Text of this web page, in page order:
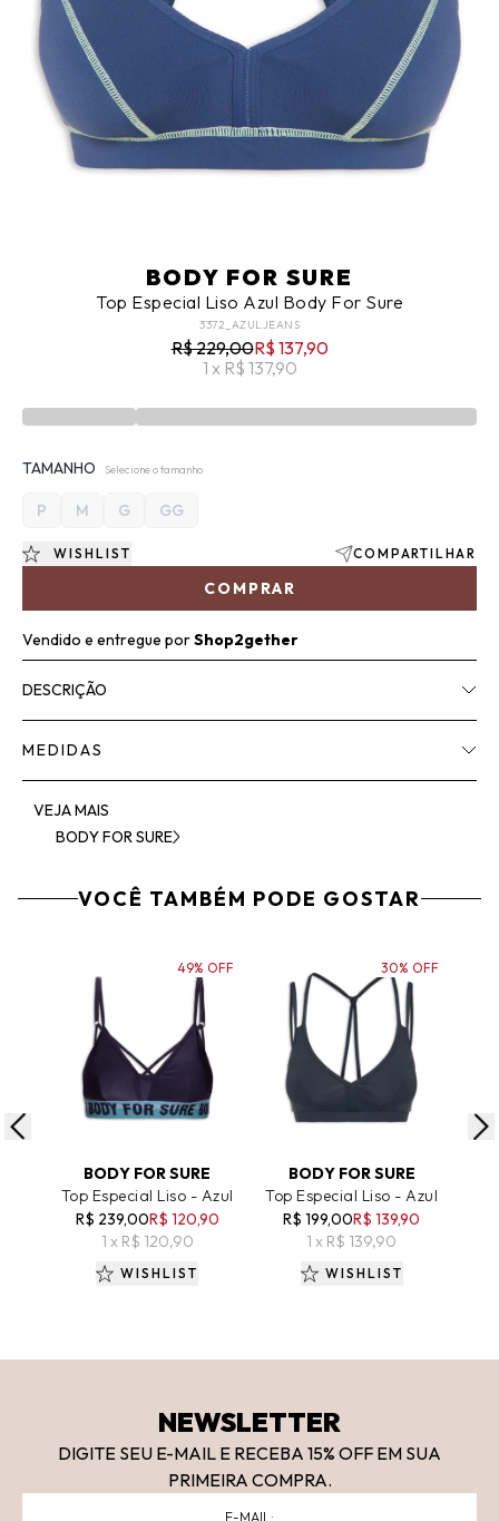
BODY FOR SURE
Top Especial Liso Azul Body For Sure
3372_AZULJEANS
R$ 229,00R$ 137,90
1 x R$ 137,90
TAMANHO Selecione o tamanho
P M G GG
COMPRAR
WISHLIST COMPARTILHAR
Vendido e entregue porShop2gether
DESCRIÇÃO
MEDIDAS
VEJA MAIS
BODY FOR SURE
VOCÊ TAMBÉM PODE GOSTAR
BODY FOR SURE
Top Especial Liso - Azul
R$ 239,00R$ 120,90
1 x R$ 120,90
49% OFF
WISHLIST
BODY FOR SURE
Top Especial Liso - Azul
R$ 199,00R$ 139,90
1 x R$ 139,90
30% OFF
WISHLIST
NEWSLETTER
DIGITE SEU E-MAIL E RECEBA 15% OFF EM SUA
PRIMEIRA COMPRA.